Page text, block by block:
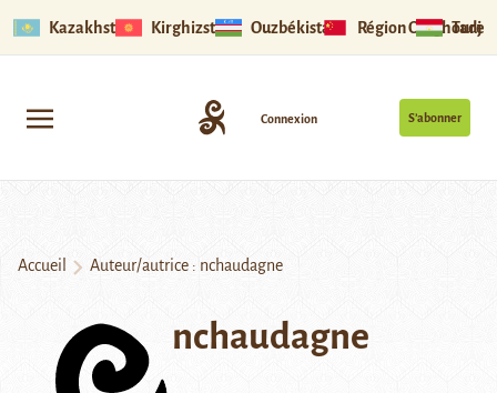
Kazakhstan Kirghizstan Ouzbékistan Région Ouïghoure
S’abonner
Connexion
Accueil Auteur/autrice : nchaudagne
nchaudagne